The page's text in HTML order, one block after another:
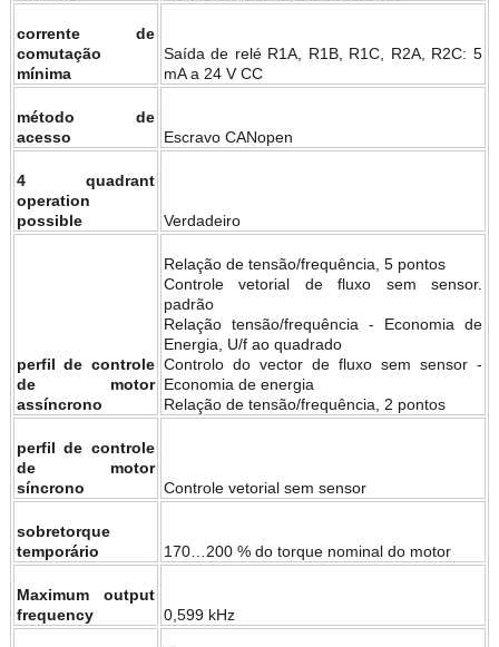
corrente de
comutação
mínima
Saída de relé R1A, R1B, R1C, R2A, R2C: 5
mA a 24 V CC
método de
acesso
Escravo CANopen
4 quadrant
operation
possible
Verdadeiro
perfil de controle
de motor
assíncrono
Relação de tensão/frequência, 5 pontos
Controle vetorial de fluxo sem sensor.
padrão
Relação tensão/frequência - Economia de
Energia, U/f ao quadrado
Controlo do vector de fluxo sem sensor -
Economia de energia
Relação de tensão/frequência, 2 pontos
perfil de controle
de motor
síncrono
Controle vetorial sem sensor
sobretorque
temporário
170…200 % do torque nominal do motor
Maximum output
frequency
0,599 kHz